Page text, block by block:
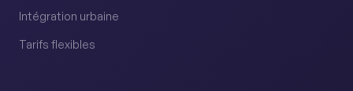
Intégration urbaine
Tarifs flexibles